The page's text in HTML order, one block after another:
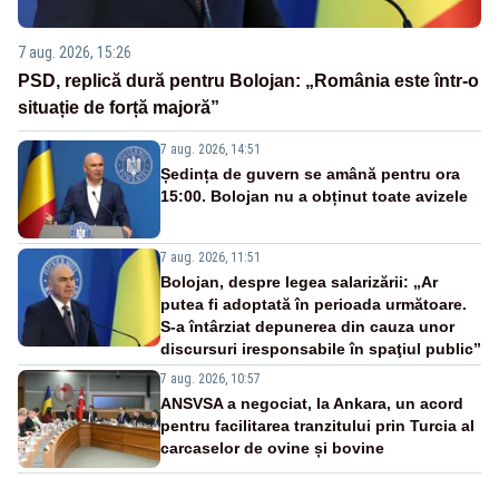
7 aug. 2026, 15:26
PSD, replică dură pentru Bolojan: „România este într-o
situație de forță majoră”
7 aug. 2026, 14:51
Ședința de guvern se amână pentru ora
15:00. Bolojan nu a obținut toate avizele
7 aug. 2026, 11:51
Bolojan, despre legea salarizării: „Ar
putea fi adoptată în perioada următoare.
S-a întârziat depunerea din cauza unor
discursuri iresponsabile în spaţiul public”
7 aug. 2026, 10:57
ANSVSA a negociat, la Ankara, un acord
pentru facilitarea tranzitului prin Turcia al
carcaselor de ovine și bovine